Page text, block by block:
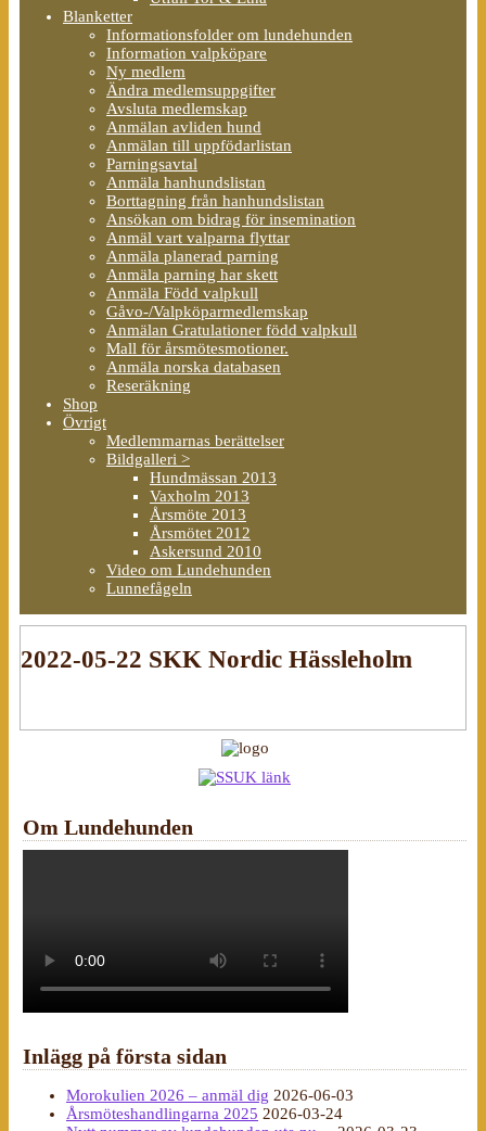
Blanketter
Informationsfolder om lundehunden
Information valpköpare
Ny medlem
Ändra medlemsuppgifter
Avsluta medlemskap
Anmälan avliden hund
Anmälan till uppfödarlistan
Parningsavtal
Anmäla hanhundslistan
Borttagning från hanhundslistan
Ansökan om bidrag för insemination
Anmäl vart valparna flyttar
Anmäla planerad parning
Anmäla parning har skett
Anmäla Född valpkull
Gåvo-/Valpköparmedlemskap
Anmälan Gratulationer född valpkull
Mall för årsmötesmotioner.
Anmäla norska databasen
Reseräkning
Shop
Övrigt
Medlemmarnas berättelser
Bildgalleri >
Hundmässan 2013
Vaxholm 2013
Årsmöte 2013
Årsmötet 2012
Askersund 2010
Video om Lundehunden
Lunnefågeln
2022-05-22 SKK Nordic Hässleholm
Om Lundehunden
Inlägg på första sidan
Morokulien 2026 – anmäl dig 2026-06-03
Årsmöteshandlingarna 2025 2026-03-24